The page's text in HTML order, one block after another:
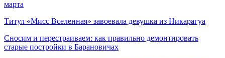
марта
Титул «Мисс Вселенная» завоевала девушка из Никарагуа
Сносим и перестраиваем: как правильно демонтировать
старые постройки в Барановичах